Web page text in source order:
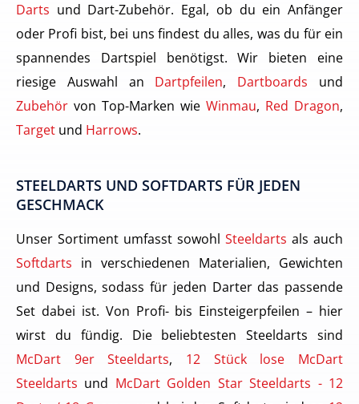
Darts und Dart-Zubehör. Egal, ob du ein Anfänger
oder Profi bist, bei uns findest du alles, was du für ein
spannendes Dartspiel benötigst. Wir bieten eine
riesige Auswahl an Dartpfeilen, Dartboards und
Zubehör von Top-Marken wie Winmau, Red Dragon,
Target und Harrows.
STEELDARTS UND SOFTDARTS FÜR JEDEN
GESCHMACK
Unser Sortiment umfasst sowohl Steeldarts als auch
Softdarts in verschiedenen Materialien, Gewichten
und Designs, sodass für jeden Darter das passende
Set dabei ist. Von Profi- bis Einsteigerpfeilen – hier
wirst du fündig. Die beliebtesten Steeldarts sind
McDart 9er Steeldarts, 12 Stück lose McDart
Steeldarts und McDart Golden Star Steeldarts - 12